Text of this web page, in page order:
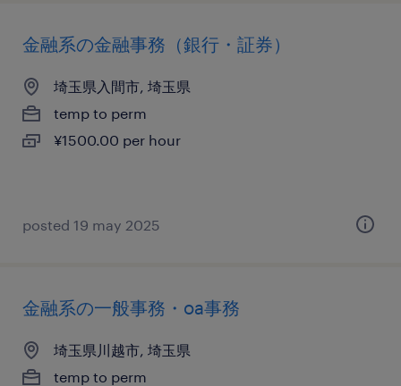
金融系の金融事務（銀行・証券）
埼玉県入間市, 埼玉県
temp to perm
¥1500.00 per hour
posted 19 may 2025
金融系の一般事務・oa事務
埼玉県川越市, 埼玉県
temp to perm